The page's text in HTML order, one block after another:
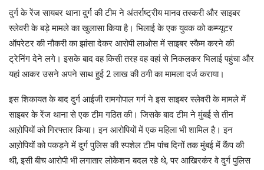
दुर्ग के रेंज सायबर थाना दुर्ग की टीम ने अंतर्राष्ट्रीय मानव तस्करी और साइबर
स्लेवरी के बड़े मामले का खुलासा किया है। भिलाई के एक युवक को कम्प्यूटर
ऑपरेटर की नौकरी का झांसा देकर आरोपी लाओस में साइबर स्कैम करने की
ट्रेनिंग देने लगे। इसके बाद वह किसी तरह वह वहां से निकलकर भिलाई पहुंचा और
यहां आकर उसने अपने साथ हुई 2 लाख की ठगी का मामला दर्ज कराया।
इस शिकायत के बाद दुर्ग आईजी रामगोपाल गर्ग ने इस साइबर स्लेवरी के मामले में
साइबर के रेंज थाना से एक टीम गठित की। जिसके बाद टीम ने मुंबई से तीन
आऱोपियों को गिरफ्तार किया। इन आरोपियों में एक महिला भी शामिल है। इन
आऱोपियों को पकड़ने में दुर्ग पुलिस की स्पशेल टीम पांच दिनों तक मुंबई में कैंप की
थी, इसी बीच आरोपी भी लगातार लोकेशन बदल रहे थे, पर आखिरकंर वे दुर्ग पुलिस